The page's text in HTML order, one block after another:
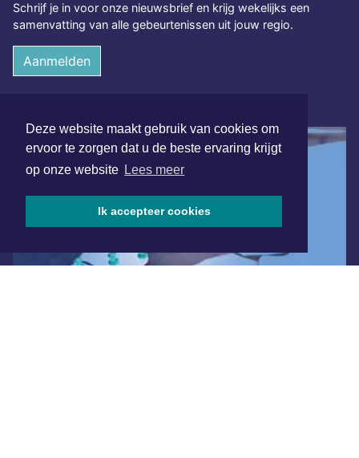
Deze website maakt gebruik van cookies om
ervoor te zorgen dat u de beste ervaring krijgt
op onze website Lees meer
Ik accepteer cookies
Schrijf je in voor onze nieuwsbrief en krijg wekelijks een
samenvatting van alle gebeurtenissen uit jouw regio.
Aanmelden